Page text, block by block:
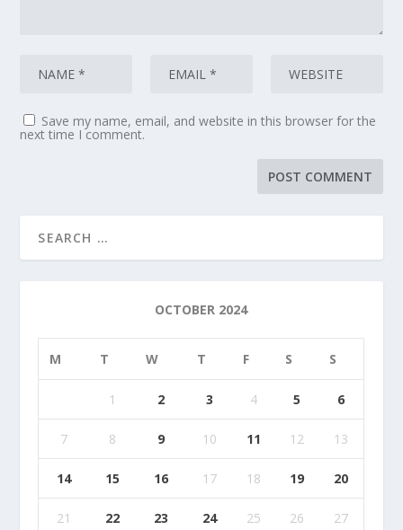
Save my name, email, and website in this browser for the
next time I comment.
OCTOBER 2024
M T W T F S S
1 2 3 4 5 6
7 8 9 10 11 12 13
14 15 16 17 18 19 20
21 22 23 24 25 26 27